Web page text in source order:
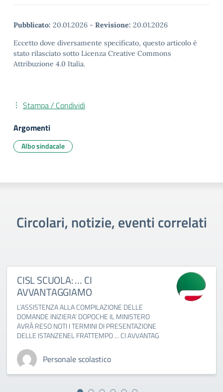
Pubblicato: 20.01.2026 - Revisione: 20.01.2026
Eccetto dove diversamente specificato, questo articolo è
stato rilasciato sotto Licenza Creative Commons
Attribuzione 4.0 Italia.
Stampa / Condividi
Argomenti
Albo sindacale
Circolari, notizie, eventi correlati
CISL SCUOLA: … CI
AVVANTAGGIAMO
L’ASSISTENZA ALLA COMPILAZIONE DELLE
DOMANDE INIZIERA’ DOPOCHE IL MINISTERO
AVRÀ RESO NOTI I TERMINI DI PRESENTAZIONE
DELLE ISTANZENEL FRATTEMPO ... CI AVVANTAG
Personale scolastico